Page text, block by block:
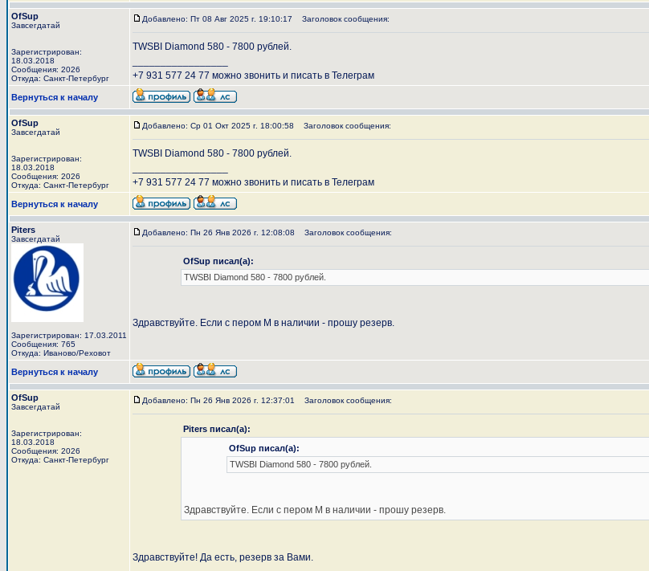
OfSup
Завсегдатай
Зарегистрирован:
18.03.2018
Сообщения: 2026
Откуда: Санкт-Петербург
Добавлено: Пт 08 Авг 2025 г. 19:10:17 Заголовок сообщения:
TWSBI Diamond 580 - 7800 рублей.
+7 931 577 24 77 можно звонить и писать в Телеграм
Вернуться к началу
OfSup
Завсегдатай
Зарегистрирован:
18.03.2018
Сообщения: 2026
Откуда: Санкт-Петербург
Добавлено: Ср 01 Окт 2025 г. 18:00:58 Заголовок сообщения:
TWSBI Diamond 580 - 7800 рублей.
+7 931 577 24 77 можно звонить и писать в Телеграм
Вернуться к началу
Piters
Завсегдатай
Зарегистрирован: 17.03.2011
Сообщения: 765
Откуда: Иваново/Реховот
Добавлено: Пн 26 Янв 2026 г. 12:08:08 Заголовок сообщения:
OfSup писал(а):
TWSBI Diamond 580 - 7800 рублей.
Здравствуйте. Если с пером М в наличии - прошу резерв.
Вернуться к началу
OfSup
Завсегдатай
Зарегистрирован:
18.03.2018
Сообщения: 2026
Откуда: Санкт-Петербург
Добавлено: Пн 26 Янв 2026 г. 12:37:01 Заголовок сообщения:
Piters писал(а):
OfSup писал(а):
TWSBI Diamond 580 - 7800 рублей.
Здравствуйте. Если с пером М в наличии - прошу резерв.
Здравствуйте! Да есть, резерв за Вами.